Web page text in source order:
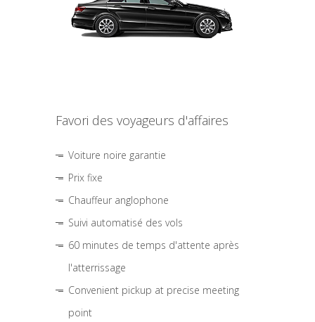
Favori des voyageurs d'affaires
Voiture noire garantie
Prix fixe
Chauffeur anglophone
Suivi automatisé des vols
60 minutes de temps d'attente après
l'atterrissage
Convenient pickup at precise meeting
point